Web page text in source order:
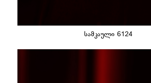
სამკაული 6124